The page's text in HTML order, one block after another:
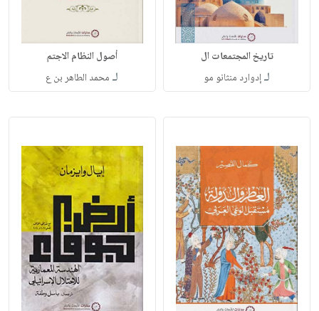
تاريخ المجتمعات ال
لـإدوارد منثانو مو
أصول النظام الاجتم
لـ محمد الطاهر بن ع